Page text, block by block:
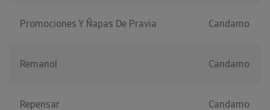
Promociones Y Ñapas De Pravia Candamo
Remanol Candamo
Repensar Candamo